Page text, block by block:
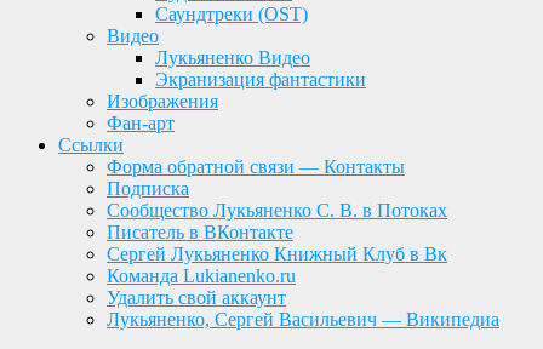
Саундтреки (OST)
Видео
Лукьяненко Видео
Экранизация фантастики
Изображения
Фан-арт
Ссылки
Форма обратной связи — Контакты
Подписка
Сообщество Лукьяненко С. В. в Потоках
Писатель в ВКонтакте
Сергей Лукьяненко Книжный Клуб в Вк
Команда Lukianenko.ru
Удалить свой аккаунт
Лукьяненко, Сергей Васильевич — Википедиа